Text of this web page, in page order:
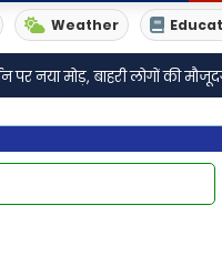
Weather
लोगों की मौजूदगी के दावे के बीच